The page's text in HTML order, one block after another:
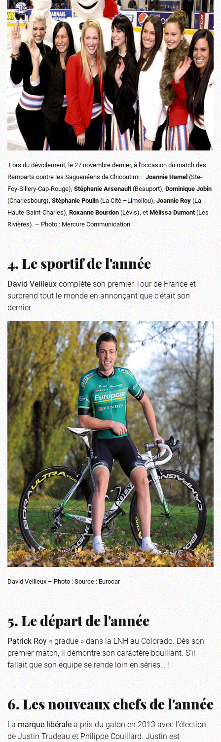
Lors du dévoilement, le 27 novembre dernier, à l’occasion du match des
Remparts contre les Saguenéens de Chicoutimi :Joannie Hamel(Ste-
Foy-Sillery-Cap-Rouge), Stéphanie Arsenault(Beauport),Dominique Jobin
(Charlesbourg),Stéphanie Poulin(La Cité –Limoilou),Joannie Roy(La
Haute-Saint-Charles), Roxanne Bourdon(Lévis), etMélissa Dumont(Les
Rivières). – Photo : Mercure Communication
4. Le sportif de l'année
David Veilleuxcomplète son premier Tour de France et
surprend tout le monde en annonçant que c'était son
dernier.
David Veilleux – Photo : Source : Eurocar
5. Le départ de l'année
Patrick Roy« gradue » dans la LNH au Colorado. Dès son
premier match, il démontre son caractère bouillant. S'il
fallait que son équipe se rende loin en séries… !
6. Les nouveaux chefs de l'année
La marque libéralea pris du galon en 2013 avec l'élection
de Justin Trudeau et Philippe Couillard. Justin est